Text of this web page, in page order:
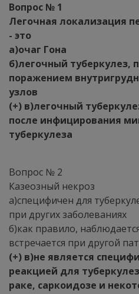
Вопрос № 1
Легочная локализация
- это
а)очаг Гона
б)легочный туберкулез,
поражением
узлов
(+) в)легочный
после инфицирования
туберкулеза
Вопрос № 2
Казеозный некроз
а)специфичен для
при других заболеваниях
б)как правило,
встречается при другой
(+) в)не является
реакцией для
раке, саркоидозе и